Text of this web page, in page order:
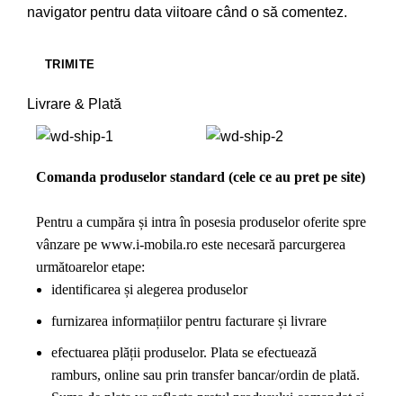
navigator pentru data viitoare când o să comentez.
Livrare & Plată
Comanda produselor standard (cele ce au pret pe site)
Pentru a cumpăra și intra în posesia produselor oferite spre
vânzare pe www.i-mobila.ro este necesară parcurgerea
următoarelor etape:
identificarea și alegerea produselor
furnizarea informațiilor pentru facturare și livrare
efectuarea plății produselor. Plata se efectuează
ramburs, online sau prin transfer bancar/ordin de plată.